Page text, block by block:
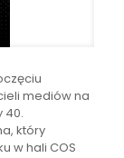
mediów na
40.
który
w hali COS